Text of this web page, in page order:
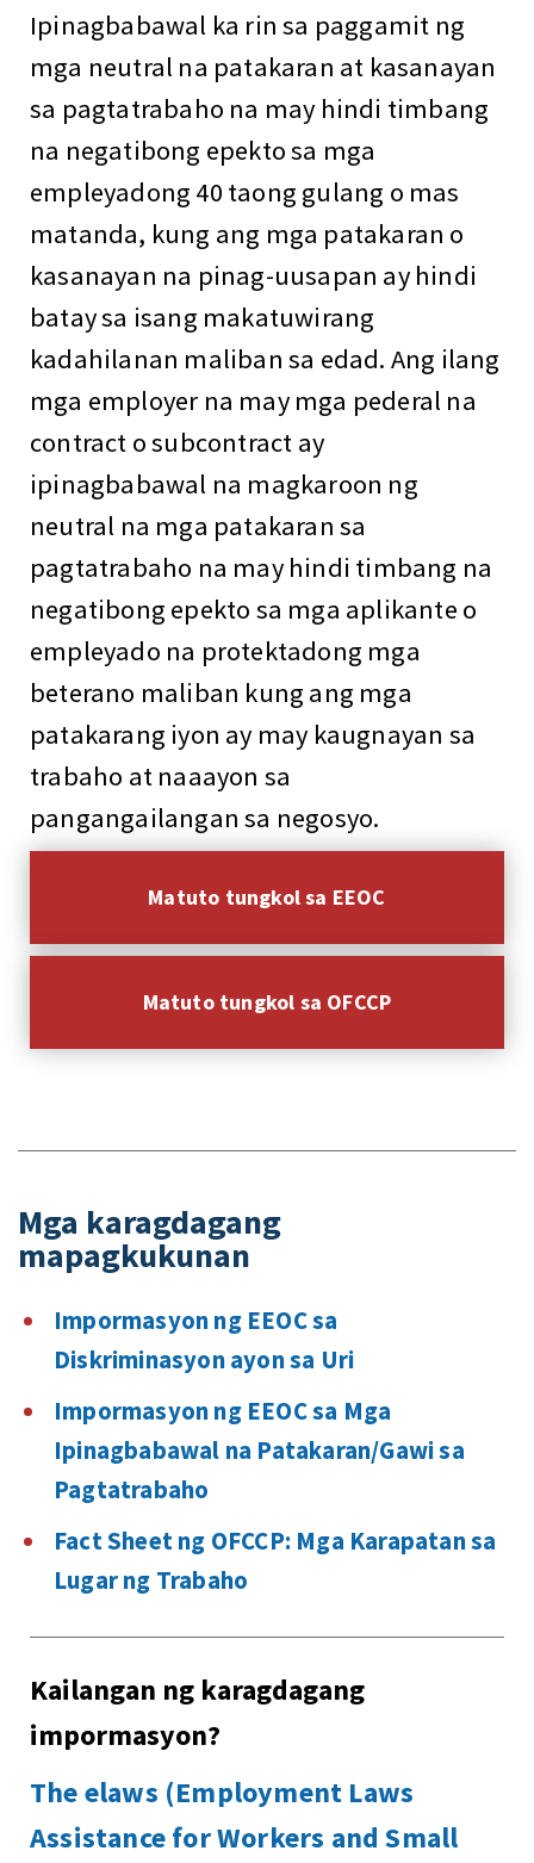
Ipinagbabawal ka rin sa paggamit ng
mga neutral na patakaran at kasanayan
sa pagtatrabaho na may hindi timbang
na negatibong epekto sa mga
empleyadong 40 taong gulang o mas
matanda, kung ang mga patakaran o
kasanayan na pinag-uusapan ay hindi
batay sa isang makatuwirang
kadahilanan maliban sa edad. Ang ilang
mga employer na may mga pederal na
contract o subcontract ay
ipinagbabawal na magkaroon ng
neutral na mga patakaran sa
pagtatrabaho na may hindi timbang na
negatibong epekto sa mga aplikante o
empleyado na protektadong mga
beterano maliban kung ang mga
patakarang iyon ay may kaugnayan sa
trabaho at naaayon sa
pangangailangan sa negosyo.
Matuto tungkol sa EEOC
Matuto tungkol sa OFCCP
Mga karagdagang
mapagkukunan
Impormasyon ng EEOC sa
Diskriminasyon ayon sa Uri
Impormasyon ng EEOC sa Mga
Ipinagbabawal na Patakaran/Gawi sa
Pagtatrabaho
Fact Sheet ng OFCCP: Mga Karapatan sa
Lugar ng Trabaho
Kailangan ng karagdagang
impormasyon?
The elaws (Employment Laws
Assistance for Workers and Small